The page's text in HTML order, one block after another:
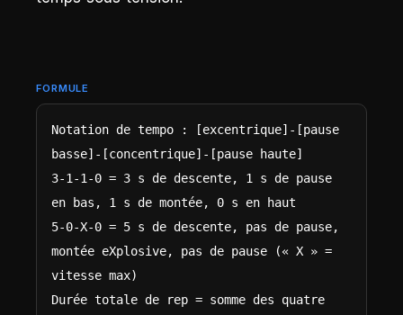
FORMULE
Notation de tempo : [excentrique]-[pause
basse]-[concentrique]-[pause haute]
3-1-1-0 = 3 s de descente, 1 s de pause
en bas, 1 s de montée, 0 s en haut
5-0-X-0 = 5 s de descente, pas de pause,
montée eXplosive, pas de pause (« X » =
vitesse max)
Durée totale de rep = somme des quatre